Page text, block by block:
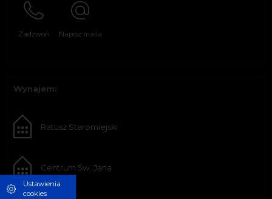
Zadzwoń Napisz maila
Wynajem:
Ratusz Staromiejski
Centrum Św. Jana
Ustawienia
cookies